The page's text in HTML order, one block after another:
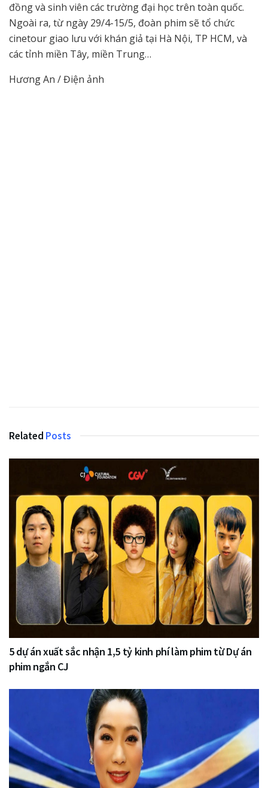
đồng và sinh viên các trường đại học trên toàn quốc.
Ngoài ra, từ ngày 29/4-15/5, đoàn phim sẽ tổ chức
cinetour giao lưu với khán giả tại Hà Nội, TP HCM, và
các tỉnh miền Tây, miền Trung…
Hương An / Điện ảnh
Related Posts
5 dự án xuất sắc nhận 1,5 tỷ kinh phí làm phim từ Dự án
phim ngắn CJ